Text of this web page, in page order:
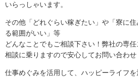
いらっしゃいます。
その他「どれぐらい稼ぎたい」や「寮に
る範囲がいい」等
どんなことでもご相談下さい！弊社の専
相談に乗りますので安心してお問い合わせ
仕事めぐみを活用して、ハッピーライフを